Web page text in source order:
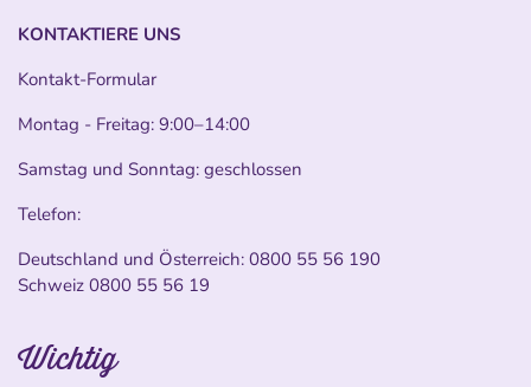
KONTAKTIERE UNS
Kontakt-Formular
Montag - Freitag: 9:00–14:00
Samstag und Sonntag: geschlossen
Telefon:
Deutschland und Österreich: 0800 55 56 190
Schweiz 0800 55 56 19
Wichtig